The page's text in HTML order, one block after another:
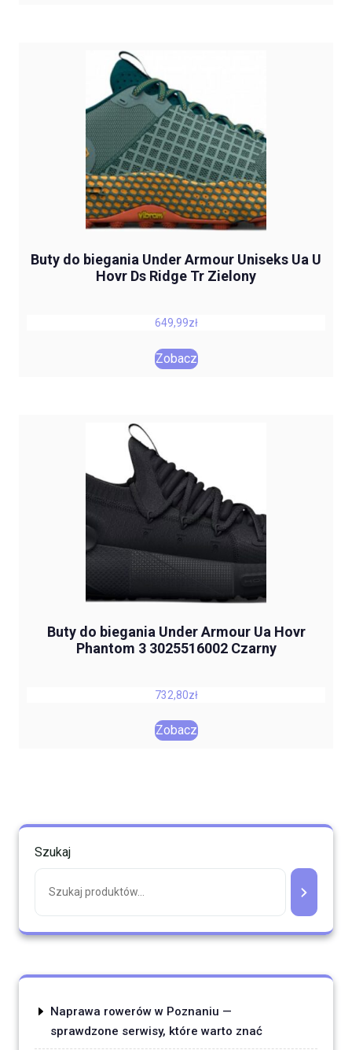
Buty do biegania Under Armour Uniseks Ua U
Hovr Ds Ridge Tr Zielony
649,99zł
Zobacz
Buty do biegania Under Armour Ua Hovr
Phantom 3 3025516002 Czarny
732,80zł
Zobacz
Szukaj
Naprawa rowerów w Poznaniu —
sprawdzone serwisy, które warto znać